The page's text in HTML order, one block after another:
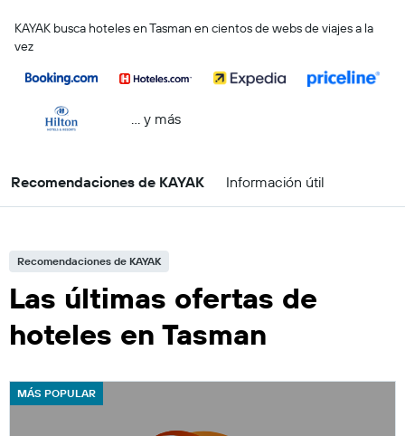
KAYAK busca hoteles en Tasman en cientos de webs de viajes a la
vez
… y más
Recomendaciones de KAYAK Información útil
Recomendaciones de KAYAK
Las últimas ofertas de
hoteles en Tasman
MÁS POPULAR